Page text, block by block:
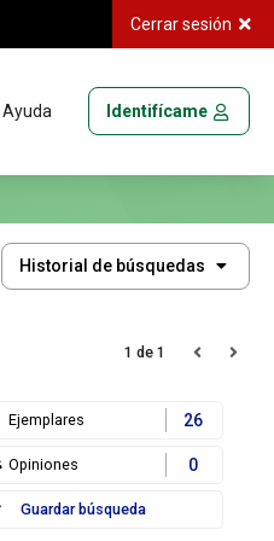
Cerrar sesión
Ayuda Identifícame
Historial
de
Historial de búsquedas
1 de 1
Ejemplares 26
Opiniones 0
Guardar búsqueda